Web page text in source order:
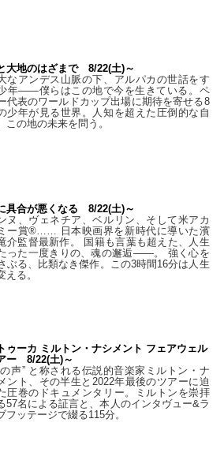
大地のはざまで 8/22(土)～
なアンデス山脈の下、アルパカの世話をす
年――僕らはこの地で今を生きている。ペ
代表のワールドカップ出場に期待を寄せる8
少年が見る世界。人知を超えた圧倒的な自
この地の未来を問う。
具合が悪くなる 8/22(土)～
ヌ、ヴェネチア、ベルリン、そして米アカ
ー賞®…… 日本映画界を新時代に導いた濱
介監督最新作。 国籍も言葉も超えた、人生
った一度きりの、魂の邂逅――。 強く心を
ぶる、比類なき傑作。この3時間16分は人生
える。
ゥーカ ミルトン・ナシメント フェアウェル
ー 8/22(土)～
の声” と称される伝説的音楽家ミルトン・ナ
ント、その半生と2022年最後のツアーに迫
圧巻のドキュメンタリー。ミルトンを崇拝
57名による証言と、本人のインタヴュー&ラ
フッテージで綴る115分。